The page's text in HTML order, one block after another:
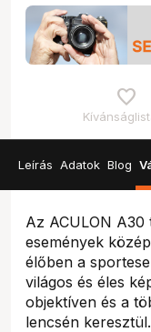
Leírás Adatok Blog
Az ACULON
események
élőben a
világos és éles
objektíven és a
lencsén keresztül.